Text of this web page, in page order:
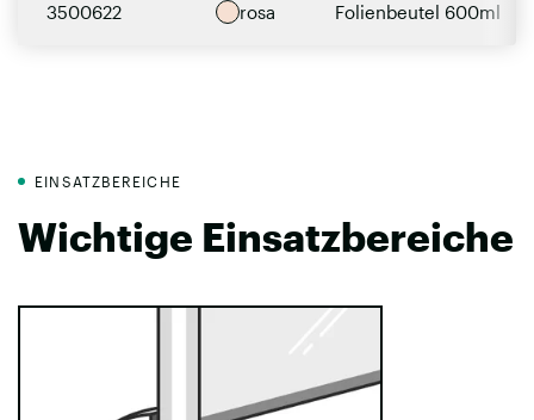
3500622 rosa Folienbeutel 600ml
EINSATZBEREICHE
Wichtige Einsatzbereiche